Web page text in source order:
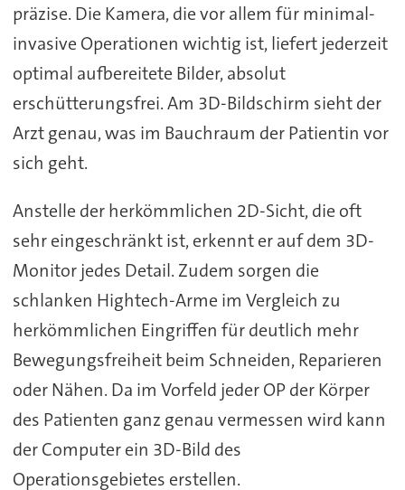
präzise. Die Kamera, die vor allem für minimal-
invasive Operationen wichtig ist, liefert jederzeit
optimal aufbereitete Bilder, absolut
erschütterungsfrei. Am 3D-Bildschirm sieht der
Arzt genau, was im Bauchraum der Patientin vor
sich geht.
Anstelle der herkömmlichen 2D-Sicht, die oft
sehr eingeschränkt ist, erkennt er auf dem 3D-
Monitor jedes Detail. Zudem sorgen die
schlanken Hightech-Arme im Vergleich zu
herkömmlichen Eingriffen für deutlich mehr
Bewegungsfreiheit beim Schneiden, Reparieren
oder Nähen. Da im Vorfeld jeder OP der Körper
des Patienten ganz genau vermessen wird kann
der Computer ein 3D-Bild des
Operationsgebietes erstellen.